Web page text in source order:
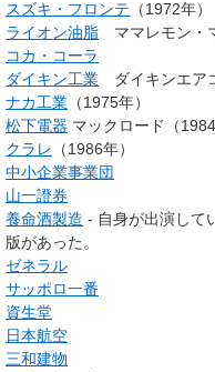
スズキ・フロンテ （1972年）
ライオン油脂 ママレモン・
コカ・コーラ
ダイキン工業 ダイキンエア
ナカ工業 （1975年）
松下電器 マックロード（
クラレ （1986年）
中小企業事業団
山一證券
養命酒製造 - 自身が出演して
版があった。
ゼネラル
サッポロ一番
資生堂
日本航空
三和建物